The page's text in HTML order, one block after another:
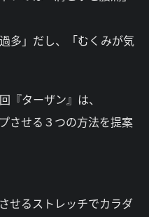
多」だし、「むくみが気
『ターザン』は、
させる３つの方法を提案
せるストレッチでカラダ